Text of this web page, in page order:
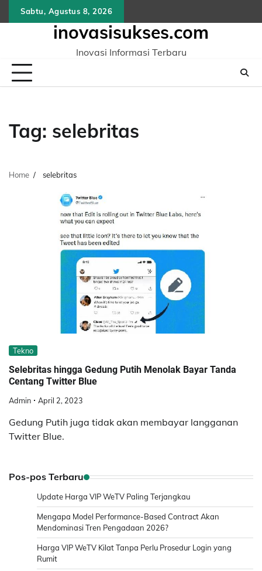
to
Sabtu, Agustus 8, 2026
inovasisukses.com
Inovasi Informasi Terbaru
Tag: selebritas
Home selebritas
Tekno
Selebritas hingga Gedung Putih Menolak Bayar Tanda
Centang Twitter Blue
Admin April 2, 2023
Gedung Putih juga tidak akan membayar langganan
Twitter Blue.
Pos-pos Terbaru
Update Harga VIP WeTV Paling Terjangkau
Mengapa Model Performance-Based Contract Akan
Mendominasi Tren Pengadaan 2026?
Harga VIP WeTV Kilat Tanpa Perlu Prosedur Login yang
Rumit